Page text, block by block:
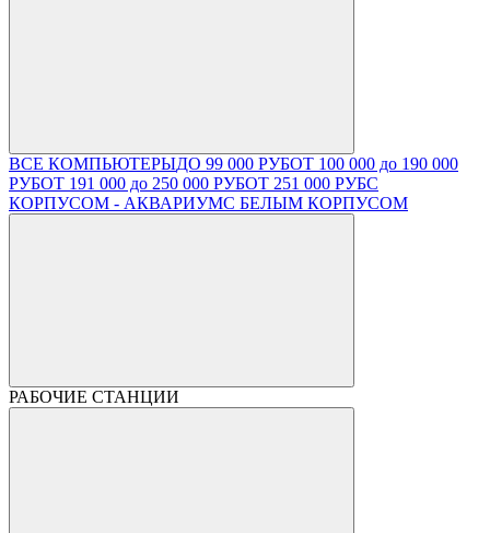
ВСЕ КОМПЬЮТЕРЫДО 99 000 РУБОТ 100 000 до 190 000
РУБОТ 191 000 до 250 000 РУБОТ 251 000 РУБС
КОРПУСОМ - АКВАРИУМС БЕЛЫМ КОРПУСОМ
РАБОЧИЕ СТАНЦИИ